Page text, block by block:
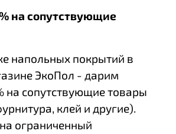
на сопутствующие
напольных покрытий в
ЭкоПол - дарим
на сопутствующие товары
клей и другие).
ограниченный